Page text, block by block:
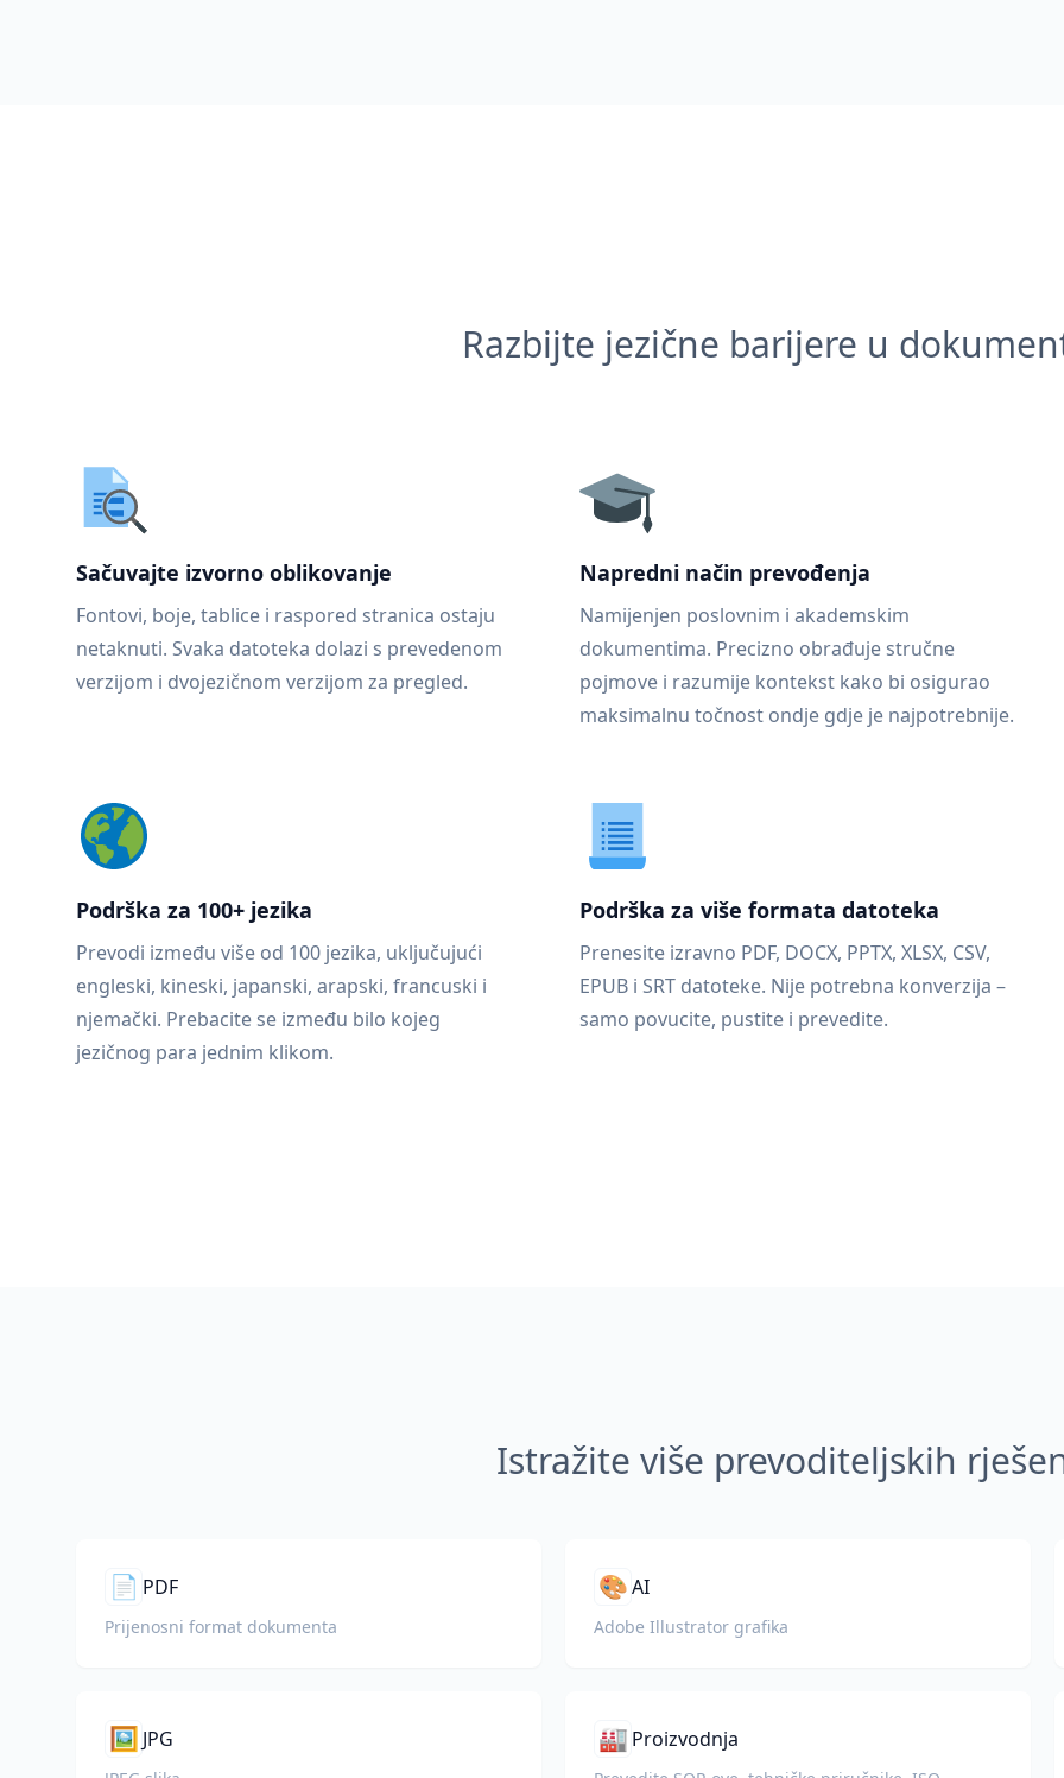
Razbijte jezične barijere u
Sačuvajte izvorno oblikovanje
Fontovi, boje, tablice i raspored stranica ostaju
netaknuti. Svaka datoteka dolazi s prevedenom
verzijom i dvojezičnom verzijom za pregled.
Napredni način prevođenja
Namijenjen poslovnim i akademskim
dokumentima. Precizno obrađuje stručne
pojmove i razumije kontekst kako bi osigurao
maksimalnu točnost ondje gdje je najpotrebnije.
Podrška za 100+ jezika
Prevodi između više od 100 jezika, uključujući
engleski, kineski, japanski, arapski, francuski i
njemački. Prebacite se između bilo kojeg
jezičnog para jednim klikom.
Podrška za više formata datoteka
Prenesite izravno PDF, DOCX, PPTX, XLSX, CSV,
EPUB i SRT datoteke. Nije potrebna konverzija –
samo povucite, pustite i prevedite.
Istražite više prevoditeljskih
📄 PDF
Prijenosni format dokumenta
🎨AI
Adobe Illustrator grafika
🖼️ JPG 🏭 Proizvodnja